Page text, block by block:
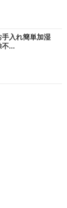
入れ簡単加湿
...